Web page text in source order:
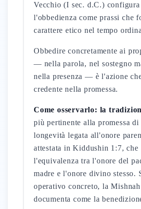
Vecchio (I sec. d.C.) configura
l'obbedienza come prassi che
carattere etico nel tempo
Obbedire concretamente ai
— nella parola, nel sostegno
nella presenza — è l'azione
credente nella promessa.
Come osservarlo: la
più pertinente alla promessa di
longevità legata all'onore
attestata in Kiddushin 1:7, che
l'equivalenza tra l'onore del
madre e l'onore divino stesso.
operativo concreto, la
documenta come la